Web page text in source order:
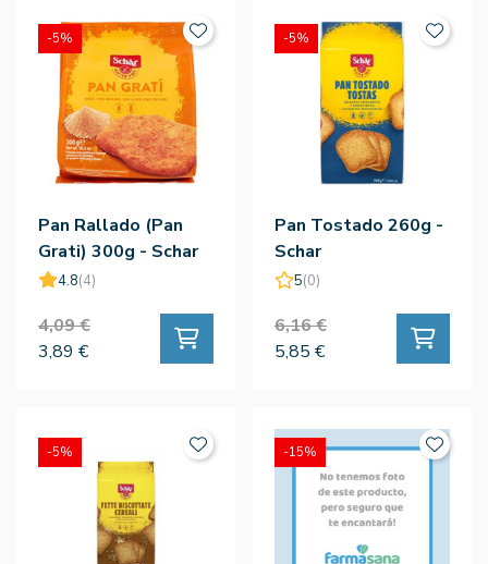
Pan Rallado (Pan
Grati) 300g - Schar
4.8(4)
4,09 €
3,89 €
-5%
Pan Tostado 260g -
Schar
5(0)
6,16 €
5,85 €
-5%
-5% -15%